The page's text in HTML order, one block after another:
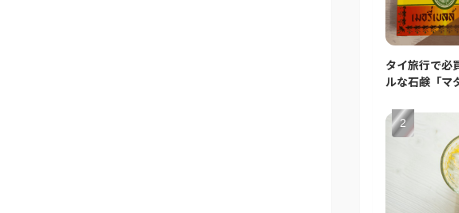
タイ旅行で必
ルな石鹸「マ